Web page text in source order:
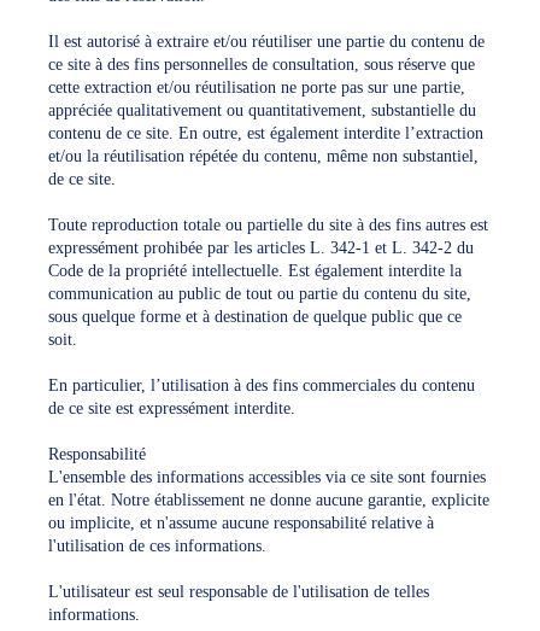
Il est autorisé à extraire et/ou réutiliser une partie du contenu de
ce site à des fins personnelles de consultation, sous réserve que
cette extraction et/ou réutilisation ne porte pas sur une partie,
appréciée qualitativement ou quantitativement, substantielle du
contenu de ce site. En outre, est également interdite l’extraction
et/ou la réutilisation répétée du contenu, même non substantiel,
de ce site.
Toute reproduction totale ou partielle du site à des fins autres est
expressément prohibée par les articles L. 342-1 et L. 342-2 du
Code de la propriété intellectuelle. Est également interdite la
communication au public de tout ou partie du contenu du site,
sous quelque forme et à destination de quelque public que ce
soit.
En particulier, l’utilisation à des fins commerciales du contenu
de ce site est expressément interdite.
Responsabilité
L'ensemble des informations accessibles via ce site sont fournies
en l'état. Notre établissement ne donne aucune garantie, explicite
ou implicite, et n'assume aucune responsabilité relative à
l'utilisation de ces informations.
L'utilisateur est seul responsable de l'utilisation de telles
informations.